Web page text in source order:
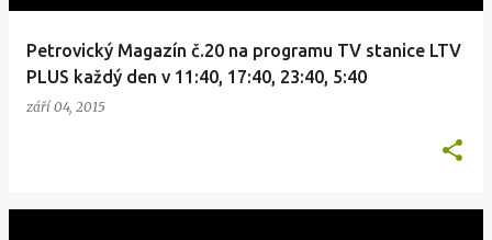
Petrovický Magazín č.20 na programu TV stanice LTV
PLUS každý den v 11:40, 17:40, 23:40, 5:40
září 04, 2015